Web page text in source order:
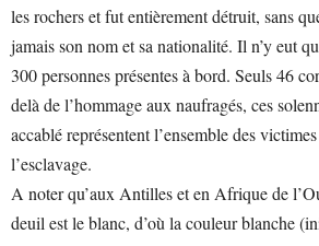
les rochers et fut entièrement détruit, sans
jamais son nom et sa nationalité. Il n’y eut
300 personnes présentes à bord. Seuls 46
delà de l’hommage aux naufragés, ces
accablé représentent l’ensemble des
l’esclavage.
A noter qu’aux Antilles et en Afrique de
deuil est le blanc, d’où la couleur blanche